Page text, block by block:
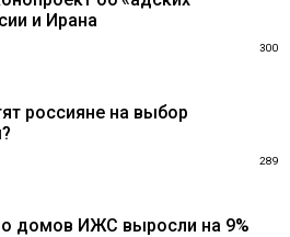
и Ирана
300
россияне на выбор
289
домов ИЖС выросли на 9%